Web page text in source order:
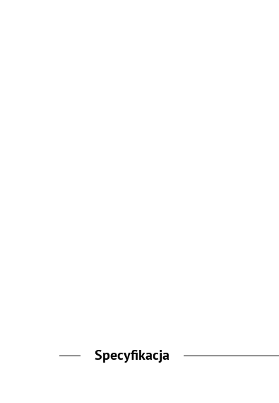
Specyfikacja